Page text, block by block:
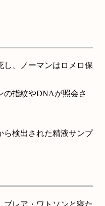
し、ノーマンはロメロ保
の指紋やDNAが照会さ
ら検出された精液サンプ
ブレア・ワトソンと寝た